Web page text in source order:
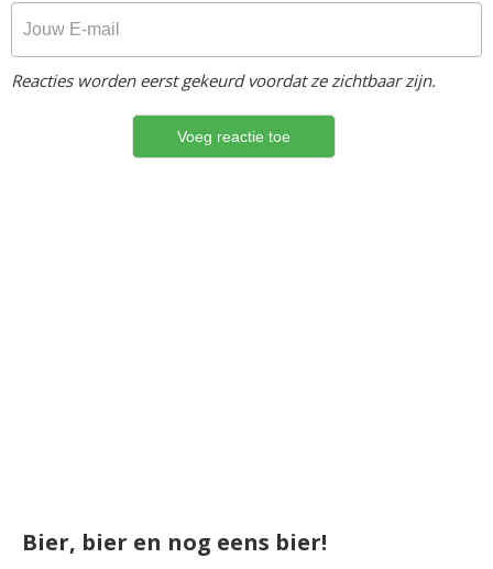
Reacties worden eerst gekeurd voordat ze zichtbaar zijn.
Bier, bier en nog eens bier!